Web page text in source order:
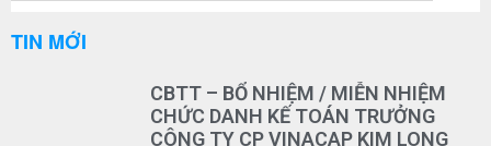
TIN MỚI
CBTT – BỔ NHIỆM / MIỄN NHIỆM
CHỨC DANH KẾ TOÁN TRƯỞNG
CÔNG TY CP VINACAP KIM LONG